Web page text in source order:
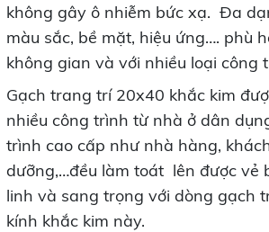
không gây ô nhiễm bức xạ. Đa
màu sắc, bề mặt, hiệu ứng…. phù
không gian và với nhiều loại công
Gạch trang trí 20x40 khắc kim
nhiều công trình từ nhà ở dân
trình cao cấp như nhà hàng,
dưỡng,…đều làm toát lên được vẻ
linh và sang trọng với dòng gạch
kính khắc kim này.